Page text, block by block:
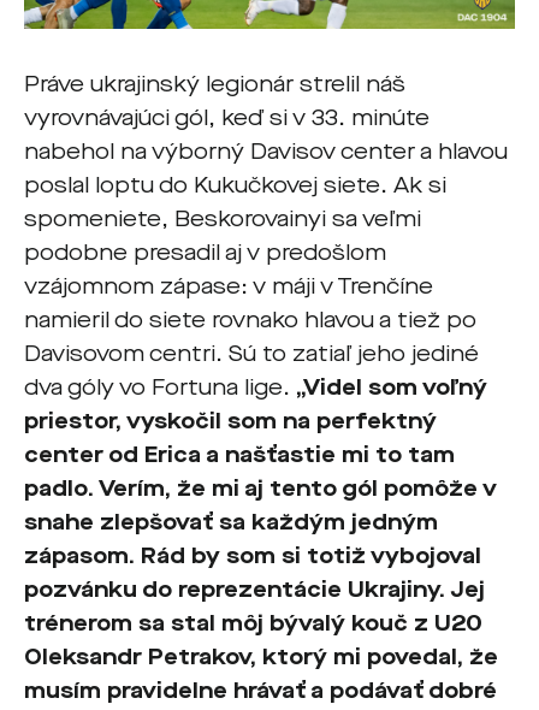
Práve ukrajinský legionár strelil náš
vyrovnávajúci gól, keď si v 33. minúte
nabehol na výborný Davisov center a hlavou
poslal loptu do Kukučkovej siete. Ak si
spomeniete, Beskorovainyi sa veľmi
podobne presadil aj v predošlom
vzájomnom zápase: v máji v Trenčíne
namieril do siete rovnako hlavou a tiež po
Davisovom centri. Sú to zatiaľ jeho jediné
dva góly vo Fortuna lige. „Videl som voľný
priestor, vyskočil som na perfektný
center od Erica a našťastie mi to tam
padlo. Verím, že mi aj tento gól pomôže v
snahe zlepšovať sa každým jedným
zápasom. Rád by som si totiž vybojoval
pozvánku do reprezentácie Ukrajiny. Jej
trénerom sa stal môj bývalý kouč z U20
Oleksandr Petrakov, ktorý mi povedal, že
musím pravidelne hrávať a podávať dobré